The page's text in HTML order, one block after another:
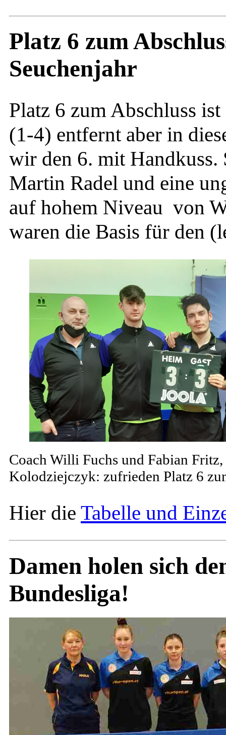
Platz 6 zum
Seuchenjahr
Platz 6 zum Abschluss
(1-4) entfernt aber in
wir den 6. mit
Martin Radel und eine
auf hohem Niveau von
waren die Basis für den
Coach Willi Fuchs und Fabian
Kolodziejczyk: zufrieden Platz 6
Hier die Tabelle und
Damen holen sich
Bundesliga!